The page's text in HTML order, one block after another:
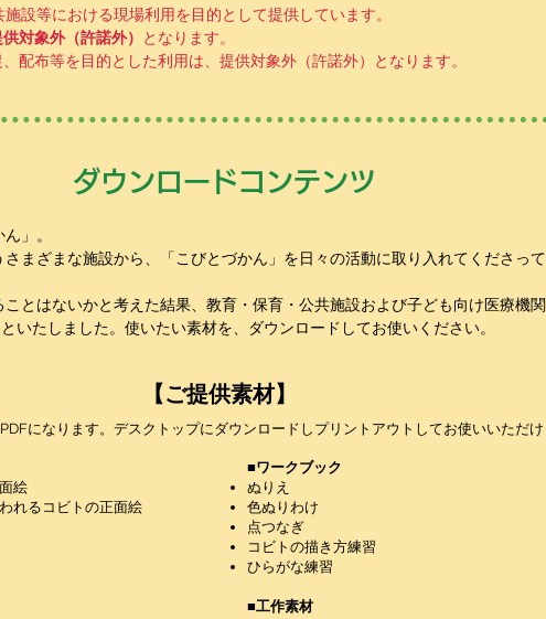
設等における現場利用を目的として提供しています。
対象外（許諾外）
となります。
配布等を目的とした利用は、提供対象外（許諾外）となります。
ダウンロードコンテンツ
」。
まざまな施設から、「こびとづかん」を日々の活動に取り入れてくださっ
とはないかと考えた結果、教育・保育・公共施設および子ども向け医療機
いたしました。使いたい素材を、ダウンロードしてお使いください。
【ご提供素材】
になります。デスクトップにダウンロードしプリントアウトしてお使いいただけ
絵
れるコビトの正面絵
■ワークブック
ぬりえ
色ぬりわけ
点つなぎ
コビトの描き方練習
ひらがな練習
■工作素材